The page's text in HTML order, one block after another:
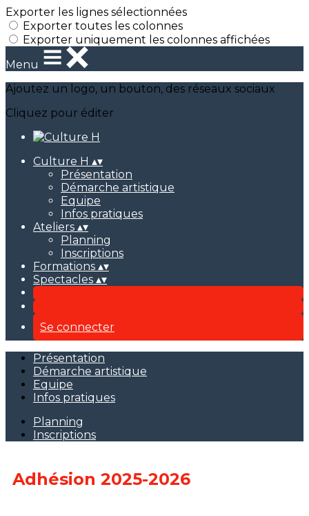
Exporter les lignes sélectionnées
Exporter toutes les colonnes
Exporter uniquement les colonnes affichées
Menu
Ajoutez un logo, un bouton, des réseaux sociaux
Cliquez pour éditer
Culture H ▴▾
Présentation
Démarche artistique
Equipe
Infos pratiques
Ateliers ▴▾
Planning
Inscriptions
Formations ▴▾
Spectacles ▴▾
Se connecter
Présentation
Démarche artistique
Equipe
Infos pratiques
Planning
Inscriptions
Adhésion 2025-2026